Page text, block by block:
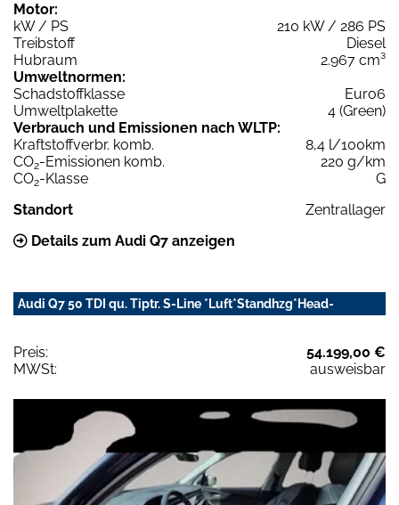
Motor:
kW / PS
210 kW / 286 PS
Treibstoff
Diesel
Hubraum
2.967 cm³
Umweltnormen:
Schadstoffklasse
Euro6
Umweltplakette
4 (Green)
Verbrauch und Emissionen nach WLTP:
Kraftstoffverbr. komb.
8,4 l/100km
CO2-Emissionen komb.
220 g/km
CO2-Klasse
G
Standort
Zentrallager
Details zum Audi Q7 anzeigen
Audi Q7 50 TDI qu. Tiptr. S-Line *Luft*Standhzg*Head-
Preis:
54.199,00 €
MWSt:
ausweisbar